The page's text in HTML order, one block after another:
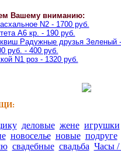
Вашему вниманию:
N2 - 1700 руб.
A6 кр. - 190 руб.
Радужные друзья Зеленый
руб. - 400 руб.
N1 роз - 1320 руб.
деловые жене игрушки
новоселье новые подруге
свадебные свадьба Часы